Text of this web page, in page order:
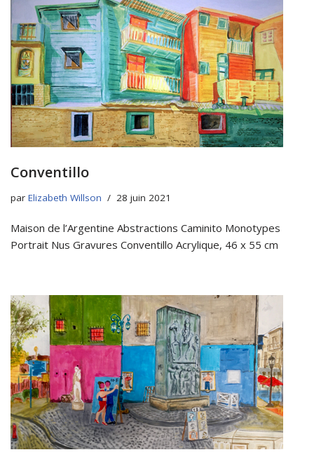
Conventillo
par Elizabeth Willson 28 juin 2021
Maison de l’Argentine Abstractions Caminito Monotypes
Portrait Nus Gravures Conventillo Acrylique, 46 x 55 cm